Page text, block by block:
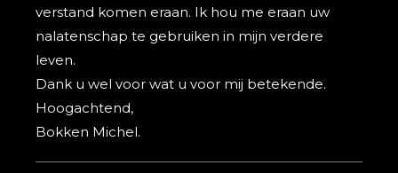
verstand komen eraan. Ik hou me eraan uw
nalatenschap te gebruiken in mijn verdere
leven.
Dank u wel voor wat u voor mij betekende.
Hoogachtend,
Bokken Michel.